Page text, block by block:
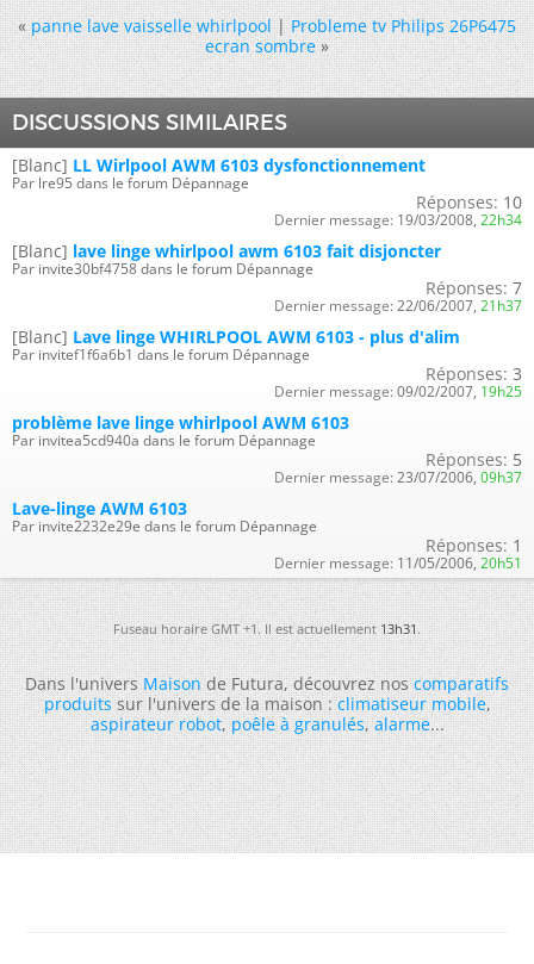
« panne lave vaisselle whirlpool|Probleme tv Philips 26P6475
ecran sombre »
DISCUSSIONS SIMILAIRES
[Blanc] LL Wirlpool AWM 6103 dysfonctionnement
Par lre95 dans le forum Dépannage
Réponses: 10
Dernier message: 19/03/2008, 22h34
[Blanc] lave linge whirlpool awm 6103 fait disjoncter
Par invite30bf4758 dans le forum Dépannage
Réponses: 7
Dernier message: 22/06/2007, 21h37
[Blanc] Lave linge WHIRLPOOL AWM 6103 - plus d'alim
Par invitef1f6a6b1 dans le forum Dépannage
Réponses: 3
Dernier message: 09/02/2007, 19h25
problème lave linge whirlpool AWM 6103
Par invitea5cd940a dans le forum Dépannage
Réponses: 5
Dernier message: 23/07/2006, 09h37
Lave-linge AWM 6103
Par invite2232e29e dans le forum Dépannage
Réponses: 1
Dernier message: 11/05/2006, 20h51
Fuseau horaire GMT +1. Il est actuellement13h31.
Dans l'universMaisonde Futura, découvrez noscomparatifs
produitssur l'univers de la maison :climatiseur mobile,
aspirateur robot,poêle à granulés,alarme...